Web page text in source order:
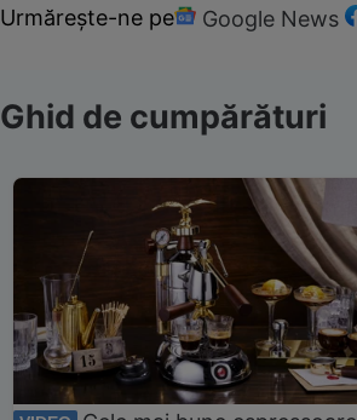
Urmărește-ne pe Google News
Ghid de cumpărături